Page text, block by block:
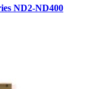
ND2-ND400